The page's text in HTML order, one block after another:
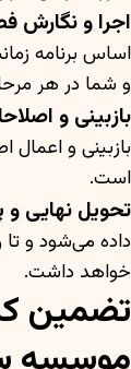
اجرا و نگارش
اساس برنامه
و شما در هر
بازبینی و
بازبینی و
است.
تحویل نهایی و
داده می‌شود و تا
خواهد داشت.
تضمین